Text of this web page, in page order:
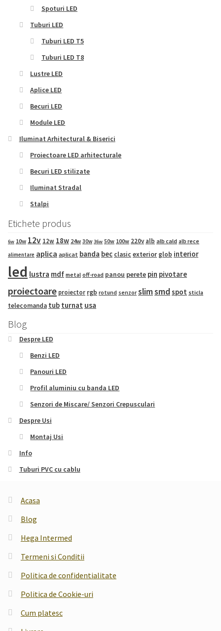
Spoturi LED
Tuburi LED
Tuburi LED T5
Tuburi LED T8
Lustre LED
Aplice LED
Becuri LED
Module LED
Iluminat Arhitectural & Biserici
Proiectoare LED arhitecturale
Becuri LED stilizate
Iluminat Stradal
Stalpi
Etichete produs
6w 10w 12v 12w 18w 24w 30w 36w 50w 100w 220v alb alb cald alb rece
alimentare aplica aplicat banda bec clasic exterior glob interior
led lustra mdf metal off-road panou perete pin pivotare
proiectoare proiector rgb rotund senzor slimsmd spot sticla
telecomanda tub turnat usa
Blog
Despre LED
Benzi LED
Panouri LED
Profil aluminiu cu banda LED
Senzori de Miscare/ Senzori Crepusculari
Despre Usi
Montaj Usi
Info
Tuburi PVC cu cablu
Acasa
Blog
Hega Intermed
Termeni si Conditii
Politica de confidentialitate
Politica de Cookie-uri
Cum platesc